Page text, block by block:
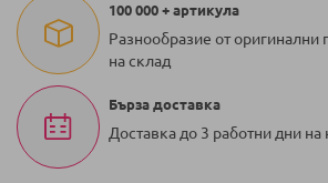
100 000 + артикула
Разнообразие от оригинални
на склад
Бърза доставка
Доставка до 3 работни дни на